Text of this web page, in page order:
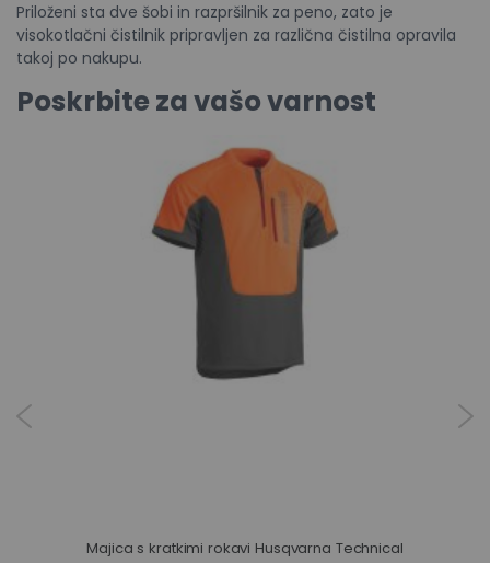
Priloženi sta dve šobi in razpršilnik za peno, zato je
visokotlačni čistilnik pripravljen za različna čistilna opravila
takoj po nakupu.
Poskrbite za vašo varnost
Majica s kratkimi rokavi Husqvarna Technical